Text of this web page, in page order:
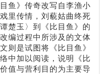
鱼》传奇改写自李渔小
里传情，刘藐姑曲终死
楚玉〉到《比目鱼》的
编过程中所涉及的文体
则是试图将《比目鱼》
中加以阅读，说明《比
值与营利目的为主要导